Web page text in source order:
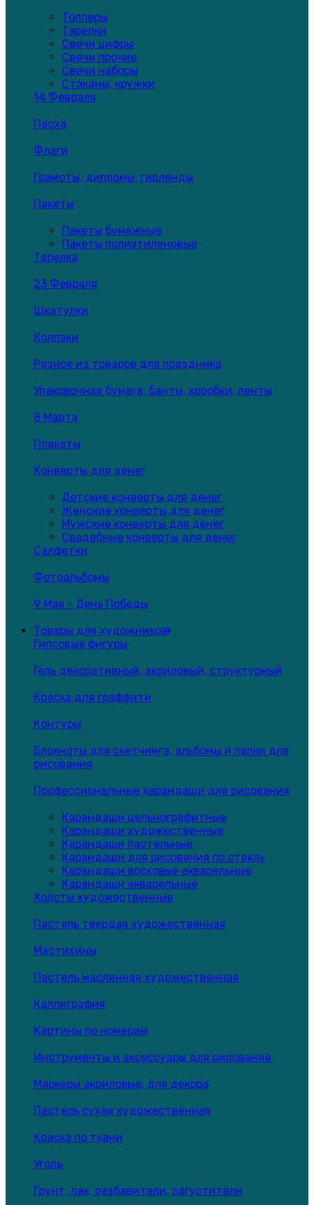
Топперы
Тарелки
Свечи цифры
Свечи прочие
Свечи наборы
Стаканы, кружки
14 Февраля
Пасха
Флаги
Грамоты, дипломы, гирлянды
Пакеты
Пакеты бумажные
Пакеты полиэтиленовые
Тарелка
23 Февраля
Шкатулки
Колпаки
Разное из товаров для праздника
Упаковочная бумага, банты, коробки, ленты
8 Марта
Плакаты
Конверты для денег
Детские конверты для денег
Женские конверты для денег
Мужские конверты для денег
Свадебные конверты для денег
Салфетки
Фотоальбомы
9 Мая - День Победы
Товары для художников
Гипсовые фигуры
Гель декоративный, акриловый, структурный
Краска для граффити
Контуры
Блокноты для скетчинга, альбомы и папки для
рисования
Профессиональные карандаши для рисования
Карандаши цельнографитные
Карандаши художественные
Карандаши пастельные
Карандаши для рисования по стеклу
Карандаши восковые акварельные
Карандаши акварельные
Холсты художественные
Пастель твердая художественная
Мастихины
Пастель маслянная художественная
Каллиграфия
Картины по номерам
Инструменты и аксессуары для рисования
Маркеры акриловые, для декора
Пастель сухая художественная
Краска по ткани
Уголь
Грунт, лак, разбавители, загустители